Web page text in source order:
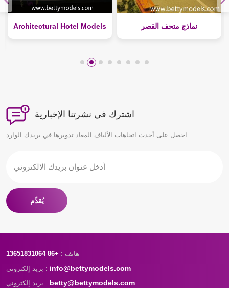
Architectural Hotel Models نماذج متحف القصر
اشترك في نشرتنا الإخبارية
يُقدِّم
هاتف : +86 13651831064
بريد إلكتروني : info@bettymodels.com
بريد إلكتروني : betty@bettymodels.com